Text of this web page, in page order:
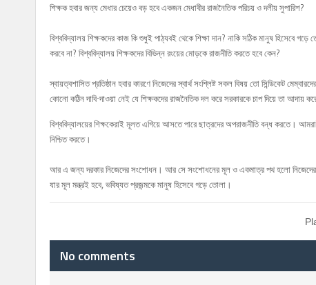
শিক্ষক হবার জন্য মেধার চেয়েও বড় হবে একজন মেধাবীর রাজনৈতিক পরিচয় ও দলীয় সুপারিশ?
বিশ্ববিদ্যালয় শিক্ষকদের কাজ কি শুধুই পাঠ্যবই থেকে শিক্ষা দান? নাকি সঠিক মানুষ হিসেবে
করবে না? বিশ্ববিদ্যালয় শিক্ষকদের বিভিন্ন রংয়ের মোড়কে রাজনীতি করতে হবে কেন?
স্বায়ত্বশাসিত প্রতিষ্ঠান হবার কারণে নিজেদের স্বার্থ সংশ্লিষ্ট সকল বিষয় তো সিন্ডিকেট
কোনো কঠিন দাবি-দাওয়া নেই যে শিক্ষকদের রাজনৈতিক দল করে সরকারকে চাপ দিয়ে তা আদায়
বিশ্ববিদ্যালয়ের শিক্ষকেরাই মূলত এগিয়ে আসতে পারে ছাত্রদের অপরাজনীতি বন্ধ করতে।
নিশ্চিত করতে।
আর এ জন্য দরকার নিজেদের সংশোধন। আর সে সংশোধনের মূল ও একমাত্র পথ হলো নিজেদের
যার মূল মন্ত্রই হবে, ভবিষ্যত প্রজন্মকে মানুষ হিসেবে গড়ে তোলা।
No comments